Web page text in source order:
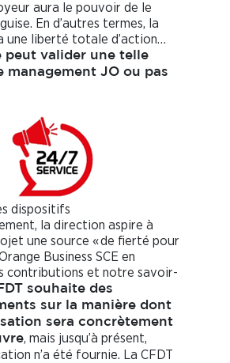
aura le pouvoir de le
En d’autres termes, la
une liberté totale d’action…
peut valider une telle
management JO ou pas
dispositifs
la direction aspire à
une source « de fierté pour
Business SCE en
contributions et notre savoir-
souhaite des
sur la manière dont
sera concrètement
, mais jusqu’à présent,
n’a été fournie. La CFDT